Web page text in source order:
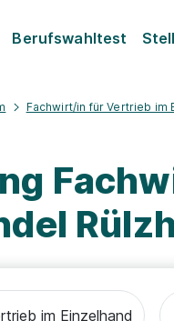
Berufswahltest
Fachwirt/in für Vertrieb im